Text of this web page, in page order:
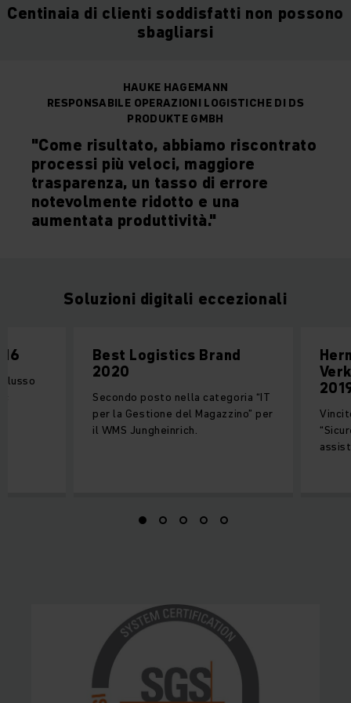
Centinaia di clienti soddisfatti non possono
sbagliarsi
HAUKE HAGEMANN
RESPONSABILE OPERAZIONI LOGISTICHE DI DS
PRODUKTE GMBH
"Come risultato, abbiamo riscontrato
processi più veloci, maggiore
trasparenza, un tasso di errore
notevolmente ridotto e una
aumentata produttività."
Soluzioni digitali eccezionali
Best Logistics Brand
2020
Secondo posto nella categoria “IT
per la Gestione del Magazzino” per
il WMS Jungheinrich.